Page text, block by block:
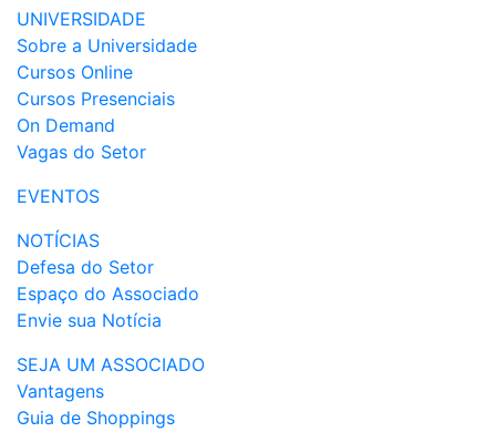
UNIVERSIDADE
Sobre a Universidade
Cursos Online
Cursos Presenciais
On Demand
Vagas do Setor
EVENTOS
NOTÍCIAS
Defesa do Setor
Espaço do Associado
Envie sua Notícia
SEJA UM ASSOCIADO
Vantagens
Guia de Shoppings